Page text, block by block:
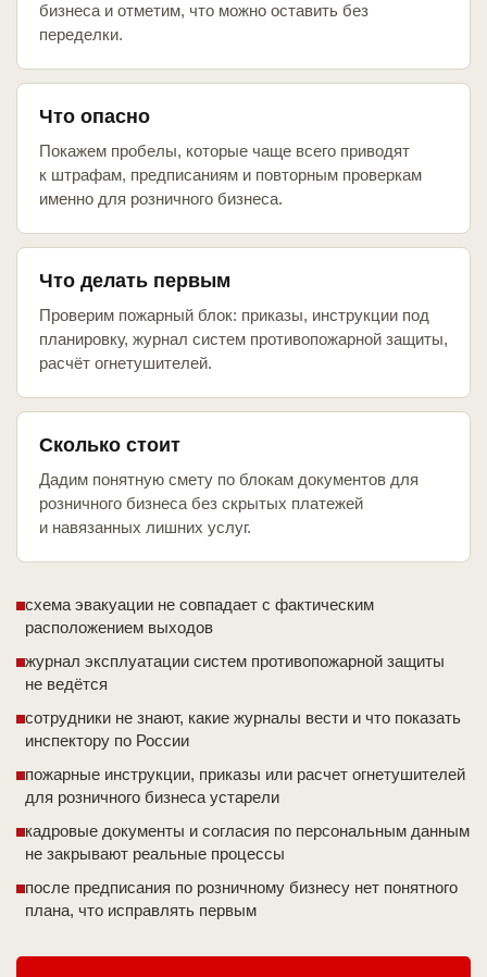
бизнеса и отметим, что можно оставить без
переделки.
Что опасно
Покажем пробелы, которые чаще всего приводят
к штрафам, предписаниям и повторным проверкам
именно для розничного бизнеса.
Что делать первым
Проверим пожарный блок: приказы, инструкции под
планировку, журнал систем противопожарной защиты,
расчёт огнетушителей.
Сколько стоит
Дадим понятную смету по блокам документов для
розничного бизнеса без скрытых платежей
и навязанных лишних услуг.
схема эвакуации не совпадает с фактическим
расположением выходов
журнал эксплуатации систем противопожарной защиты
не ведётся
сотрудники не знают, какие журналы вести и что показать
инспектору по России
пожарные инструкции, приказы или расчет огнетушителей
для розничного бизнеса устарели
кадровые документы и согласия по персональным данным
не закрывают реальные процессы
после предписания по розничному бизнесу нет понятного
плана, что исправлять первым